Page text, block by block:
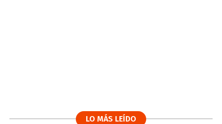
LO MÁS LEÍDO